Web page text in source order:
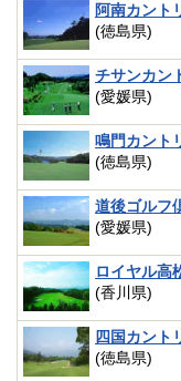
阿南カント
(徳島県)
チサンカン
(愛媛県)
鳴門カント
(徳島県)
道後ゴルフ
(愛媛県)
ロイヤル高
(香川県)
四国カン
(徳島県)